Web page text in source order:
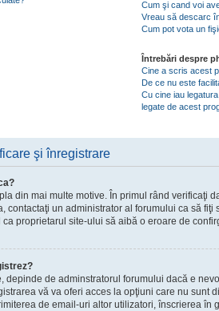
Cum şi cand voi
Vreau să descarc
Cum pot vota un
Întrebări despre
Cine a scris acest
De ce nu este
Cu cine iau
legate de acest
şi înregistrare
din mai multe motive. În primul rând verificaţi
contactaţi un administrator al forumului ca să fiţi
ca proprietarul site-ului să aibă o eroare de
depinde de adminstratorul forumului dacă e
vă va oferi acces la opţiuni care nu sunt
de email-uri altor utilizatori, înscrierea în